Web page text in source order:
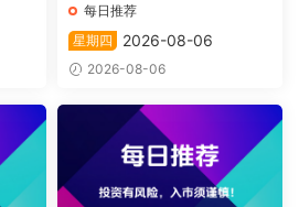
每日推荐
星期四
2026-08-06
2026-08-06